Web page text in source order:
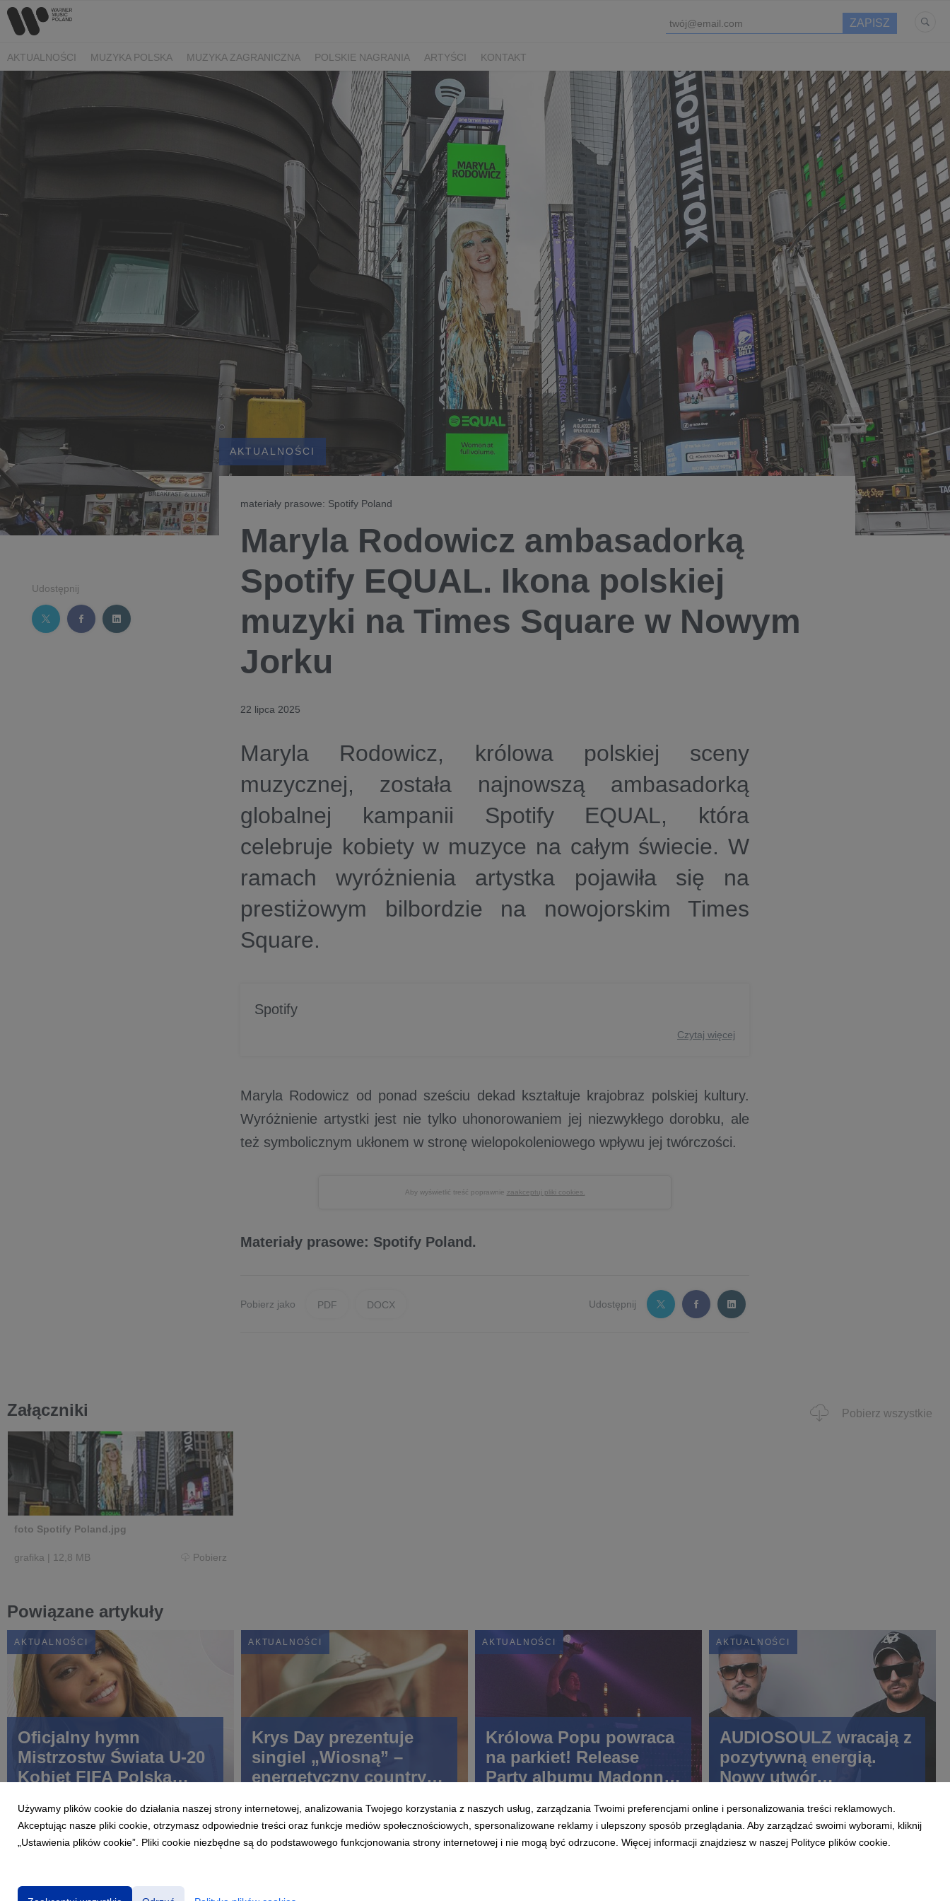
AKTUALNOŚCI MUZYKA POLSKA MUZYKA ZAGRANICZNA POLSKIE NAGRANIA ARTYŚCI KONTAKT
Udostępnij
AKTUALNOŚCI
materiały prasowe: Spotify Poland
Maryla Rodowicz ambasadorką
Spotify EQUAL. Ikona polskiej
muzyki na Times Square w Nowym
Jorku
22 lipca 2025
Maryla Rodowicz, królowa polskiej sceny
muzycznej, została najnowszą ambasadorką
globalnej kampanii Spotify EQUAL, która
celebruje kobiety w muzyce na całym świecie. W
ramach wyróżnienia artystka pojawiła się na
prestiżowym bilbordzie na nowojorskim Times
Square.
Spotify
Czytaj więcej
Maryla Rodowicz od ponad sześciu dekad kształtuje krajobraz polskiej kultury.
Wyróżnienie artystki jest nie tylko uhonorowaniem jej niezwykłego dorobku, ale
też symbolicznym ukłonem w stronę wielopokoleniowego wpływu jej twórczości.
Aby wyświetlić treść poprawnie zaakceptuj pliki cookies.
Materiały prasowe: Spotify Poland.
Pobierz jako PDF DOCX Udostępnij
Załączniki Pobierz wszystkie
foto Spotify Poland.jpg
grafika | 12,8 MB Pobierz
Powiązane artykuły
AKTUALNOŚCI
Oficjalny hymn
Mistrzostw Świata U-20
Kobiet FIFA Polska
YEYEYO
AKTUALNOŚCI
Krys Day prezentuje
singiel „Wiosną” –
energetyczny country-
szansę.
AKTUALNOŚCI
Królowa Popu powraca
na parkiet! Release
Party albumu Madonny
Open’er Festival
AKTUALNOŚCI
AUDIOSOULZ wracają z
pozytywną energią.
Nowy utwór
Używamy plików cookie do działania naszej strony internetowej, analizowania Twojego korzystania z naszych usług, zarządzania Twoimi preferencjami online i personalizowania treści reklamowych.
Akceptując nasze pliki cookie, otrzymasz odpowiednie treści oraz funkcje mediów społecznościowych, spersonalizowane reklamy i ulepszony sposób przeglądania. Aby zarządzać swoimi wyborami, kliknij
„Ustawienia plików cookie”. Pliki cookie niezbędne są do podstawowego funkcjonowania strony internetowej i nie mogą być odrzucone. Więcej informacji znajdziesz w naszej Polityce plików cookie.